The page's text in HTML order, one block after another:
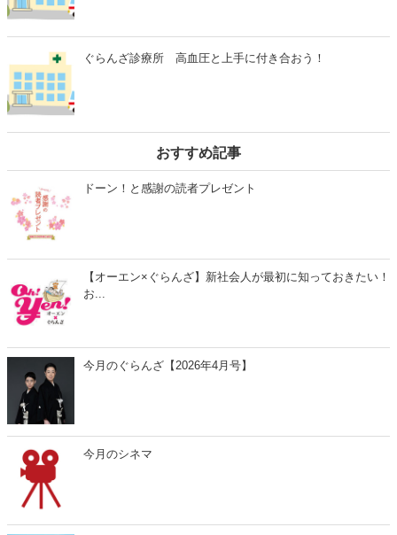
ぐらんざ診療所 高血圧と上手に付き合おう！
おすすめ記事
ドーン！と感謝の読者プレゼント
【オーエン×ぐらんざ】新社会人が最初に知っておきたい！
お...
今月のぐらんざ【2026年4月号】
今月のシネマ